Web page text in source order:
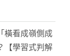
橫看成嶺側成
【學習式判解